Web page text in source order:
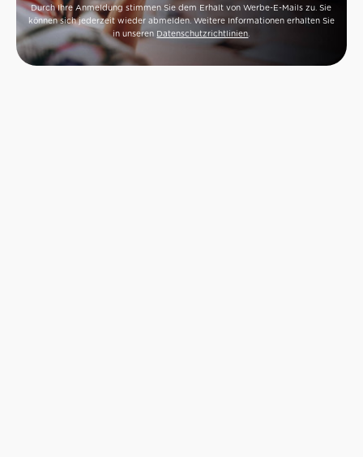
Durch Ihre Anmeldung stimmen Sie dem Erhalt von Werbe-E-Mails zu. Sie
können sich jederzeit wieder abmelden. Weitere Informationen erhalten Sie
in unseren Datenschutzrichtlinien